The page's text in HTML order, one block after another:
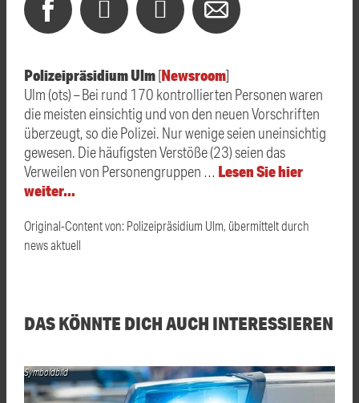
Polizeipräsidium Ulm[Newsroom]
Ulm (ots) – Bei rund 170 kontrollierten Personen waren
die meisten einsichtig und von den neuen Vorschriften
überzeugt, so die Polizei. Nur wenige seien uneinsichtig
gewesen. Die häufigsten Verstöße (23) seien das
Verweilen von Personengruppen … Lesen Sie hier
weiter…
Original-Content von: Polizeipräsidium Ulm, übermittelt durch
news aktuell
DAS KÖNNTE DICH AUCH INTERESSIEREN
Symboldbild